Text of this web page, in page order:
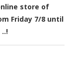
store of
Friday 7/8 until